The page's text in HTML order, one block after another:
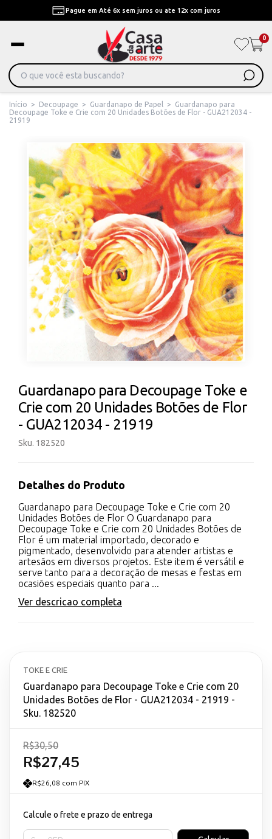
Envio Para Todo Brasil Com fretes mais baratos
0
Início > Decoupage > Guardanapo de Papel >
Guardanapo para
Decoupage Toke e Crie com 20 Unidades Botões de Flor - GUA212034 -
21919
Guardanapo para Decoupage Toke e
Crie com 20 Unidades Botões de Flor
- GUA212034 - 21919
Sku. 182520
Detalhes do Produto
Guardanapo para Decoupage Toke e Crie com 20
Unidades Botões de Flor O Guardanapo para
Decoupage Toke e Crie com 20 Unidades Botões de
Flor é um material importado, decorado e
pigmentado, desenvolvido para atender artistas e
artesãos em diversos projetos. Este item é versátil e
serve tanto para a decoração de mesas e festas em
ocasiões especiais quanto para ...
Ver descricao completa
TOKE E CRIE
Guardanapo para Decoupage Toke e Crie com 20
Unidades Botões de Flor - GUA212034 - 21919 -
Sku. 182520
R$27,45
R$30,50
R$26,08 com PIX
Calcule o frete e prazo de entrega
Entregas para o CEP: